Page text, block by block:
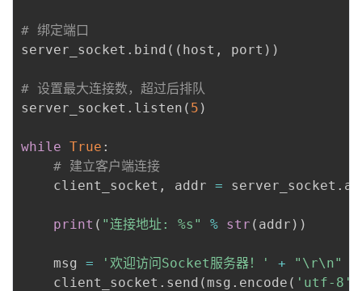
发
者
Programs
的
支
# 绑定端口
server_socket . bind ( ( host , port ) )
# 设置最大连接数，超过后排队
server_socket . listen ( 5 )
while True :
# 建立客户端连接
    client_socket
, addr = server_socket .
print ( "连接地址: %s" % str ( addr ) )
    msg
= '欢迎访问Socket服务器！' +
"\r\n"
    client_socket
. send ( msg . encode ( 'utf-8'